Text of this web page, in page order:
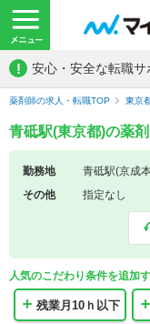
! 安心・安全な転職サ
薬剤師の求人・転職TOP 東京
青砥駅(東京都)の薬
勤務地
青砥駅(京成
その他
指定なし
人気のこだわり条件を追加
残業月10ｈ以下